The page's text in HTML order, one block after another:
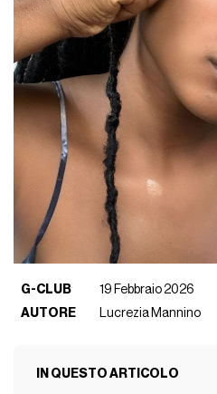
G-CLUB
19 Febbraio 2026
AUTORE
Lucrezia Mannino
IN QUESTO ARTICOLO